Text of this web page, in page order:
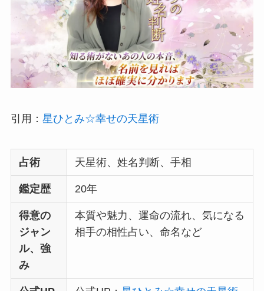
引用： 星ひとみ☆幸せの天星術
占術 天星術、姓名判断、手相
鑑定歴 20年
得意の
ジャン
ル、強
み
本質や魅力、運命の流れ、気になる
相手の相性占い、命名など